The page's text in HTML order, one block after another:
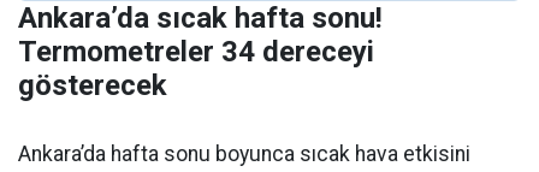
Ankara’da sıcak hafta sonu!
Termometreler 34 dereceyi
gösterecek
Ankara’da hafta sonu boyunca sıcak hava etkisini